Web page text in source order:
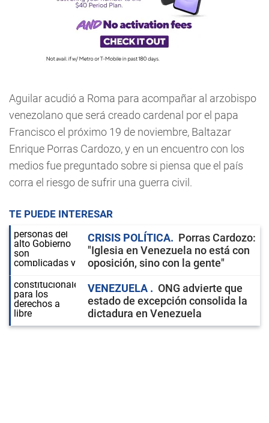
Aguilar acudió a Roma para acompañar al arzobispo
venezolano que será creado cardenal por el papa
Francisco el próximo 19 de noviembre, Baltazar
Enrique Porras Cardozo, y en un encuentro con los
medios fue preguntado sobre si piensa que el país
corra el riesgo de sufrir una guerra civil.
TE PUEDE INTERESAR
CRISIS POLÍTICA
Porras Cardozo:
"Iglesia en Venezuela no está con
oposición, sino con la gente"
VENEZUELA
ONG advierte que
estado de excepción consolida la
dictadura en Venezuela